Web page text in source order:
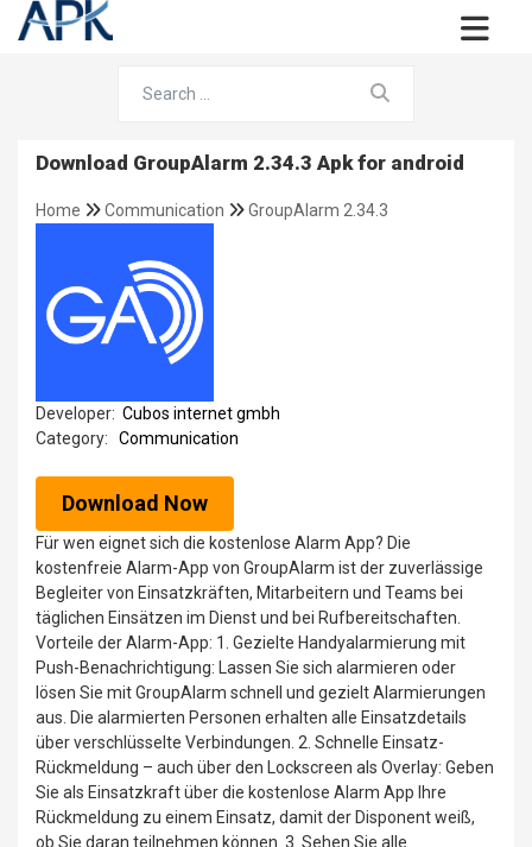
Download GroupAlarm 2.34.3 Apk for android
Home Communication GroupAlarm 2.34.3
Developer: Cubos internet gmbh
Category:
Communication
Download Now
Für wen eignet sich die kostenlose Alarm App? Die
kostenfreie Alarm-App von GroupAlarm ist der zuverlässige
Begleiter von Einsatzkräften, Mitarbeitern und Teams bei
täglichen Einsätzen im Dienst und bei Rufbereitschaften.
Vorteile der Alarm-App: 1. Gezielte Handyalarmierung mit
Push-Benachrichtigung: Lassen Sie sich alarmieren oder
lösen Sie mit GroupAlarm schnell und gezielt Alarmierungen
aus. Die alarmierten Personen erhalten alle Einsatzdetails
über verschlüsselte Verbindungen. 2. Schnelle Einsatz-
Rückmeldung – auch über den Lockscreen als Overlay: Geben
Sie als Einsatzkraft über die kostenlose Alarm App Ihre
Rückmeldung zu einem Einsatz, damit der Disponent weiß,
ob Sie daran teilnehmen können. 3. Sehen Sie alle